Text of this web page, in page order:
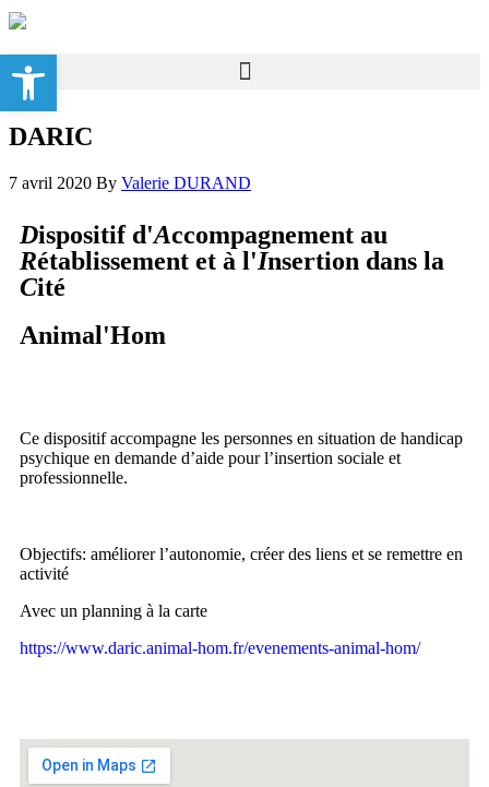
DARIC
7 avril 2020 By Valerie DURAND
Dispositif d'Accompagnement au
Rétablissement et à l'Insertion dans la
Cité
Animal'Hom
Ce dispositif accompagne les personnes en situation de handicap
psychique en demande d’aide pour l’insertion sociale et
professionnelle.
Objectifs: améliorer l’autonomie, créer des liens et se remettre en
activité
Avec un planning à la carte
https://www.daric.animal-hom.fr/evenements-animal-hom/
Ouvrir la barre d’outils